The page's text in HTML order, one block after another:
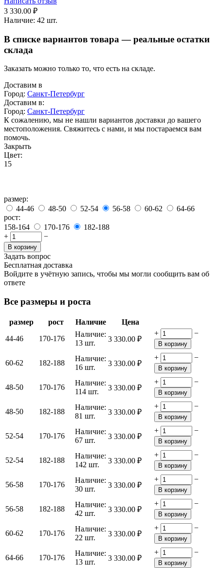
3 330.00 ₽
Наличие: 42 шт.
В списке вариантов товара — реальные остатки
склада
Заказать можно только то, что есть на складе.
Доставим в
Город: Санкт-Петербург
Доставим в:
Город: Санкт-Петербург
К сожалению, мы не нашли вариантов доставки до вашего
местоположения. Свяжитесь с нами, и мы постараемся вам
помочь.
Закрыть
Цвет:
15
размер:
44-46
48-50 52-54 56-58 60-62
64-66
рост:
158-164
170-176
182-188
+
−
В корзину
Задать вопрос
Бесплатная доставка
Войдите в учётную запись, чтобы мы могли сообщить вам об
ответе
Все размеры и роста
размер рост Наличие
Цена
44-46
170-176
Наличие:
13 шт.
3 330.00 ₽
+ −
В корзину
60-62 182-188
Наличие:
16 шт.
3 330.00 ₽
+ −
В корзину
48-50 170-176
Наличие:
114 шт.
3 330.00 ₽
+ −
В корзину
48-50 182-188
Наличие:
81 шт.
3 330.00 ₽
+ −
В корзину
52-54 170-176
Наличие:
67 шт.
3 330.00 ₽
+ −
В корзину
52-54 182-188
Наличие:
142 шт.
3 330.00 ₽
+ −
В корзину
56-58 170-176
Наличие:
30 шт.
3 330.00 ₽
+ −
В корзину
56-58 182-188
Наличие:
42 шт.
3 330.00 ₽
+ −
В корзину
60-62 170-176
Наличие:
22 шт.
3 330.00 ₽
+ −
В корзину
64-66 170-176
Наличие:
13 шт.
3 330.00 ₽
+ −
В корзину